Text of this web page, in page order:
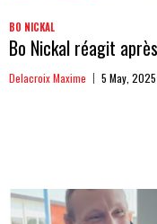
BO NICKAL
Bo Nickal réagit
Delacroix Maxime 5 May,